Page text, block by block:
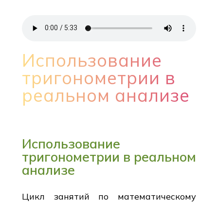
Использование
тригонометрии в
реальном анализе
Использование
тригонометрии в реальном
анализе
Цикл занятий по математическому